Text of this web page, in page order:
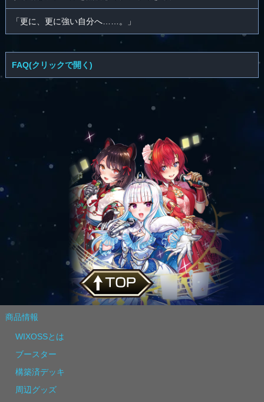
「更に、更に強い自分へ……。」
FAQ(クリックで開く)
商品情報
WIXOSSとは
ブースター
構築済デッキ
周辺グッズ